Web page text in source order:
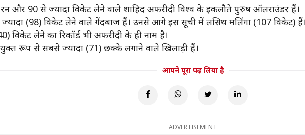
और 90 से ज्यादा विकेट लेने वाले शाहिद अफरीदी विश्व के इकलौते पुरुष ऑलराउंडर हैं।
(98) विकेट लेने वाले गेंदबाज हैं। उनसे आगे इस सूची में लसिथ मलिंगा (107 विकेट)
विकेट लेने का रिकॉर्ड भी अफरीदी के ही नाम है।
रूप से सबसे ज्यादा (71) छक्के लगाने वाले खिलाड़ी हैं।
आपने पूरा पढ़ लिया है
ADVERTISEMENT